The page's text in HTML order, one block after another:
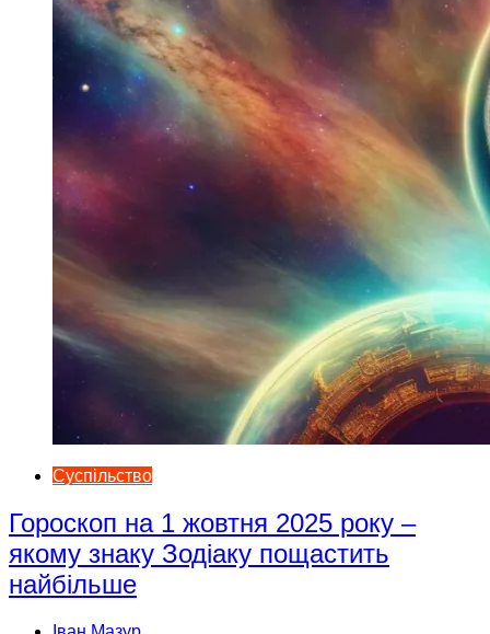
Суспільство
Гороскоп на 1 жовтня 2025 року –
якому знаку Зодіаку пощастить
найбільше